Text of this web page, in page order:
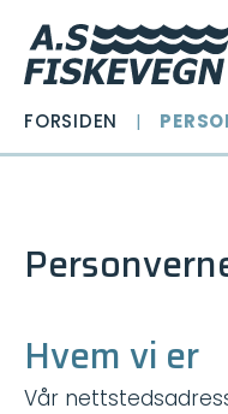
FORSIDEN |
Hvem vi er
Vår